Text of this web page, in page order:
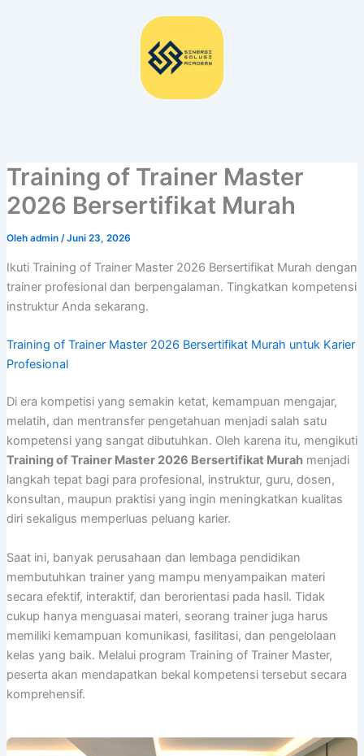
Training of Trainer Master
2026 Bersertifikat Murah
Oleh admin /Juni 23, 2026
Ikuti Training of Trainer Master 2026 Bersertifikat Murah dengan
trainer profesional dan berpengalaman. Tingkatkan kompetensi
instruktur Anda sekarang.
Training of Trainer Master 2026 Bersertifikat Murah untuk Karier
Profesional
Di era kompetisi yang semakin ketat, kemampuan mengajar,
melatih, dan mentransfer pengetahuan menjadi salah satu
kompetensi yang sangat dibutuhkan. Oleh karena itu, mengikuti
Training of Trainer Master 2026 Bersertifikat Murahmenjadi
langkah tepat bagi para profesional, instruktur, guru, dosen,
konsultan, maupun praktisi yang ingin meningkatkan kualitas
diri sekaligus memperluas peluang karier.
Saat ini, banyak perusahaan dan lembaga pendidikan
membutuhkan trainer yang mampu menyampaikan materi
secara efektif, interaktif, dan berorientasi pada hasil. Tidak
cukup hanya menguasai materi, seorang trainer juga harus
memiliki kemampuan komunikasi, fasilitasi, dan pengelolaan
kelas yang baik. Melalui program Training of Trainer Master,
peserta akan mendapatkan bekal kompetensi tersebut secara
komprehensif.